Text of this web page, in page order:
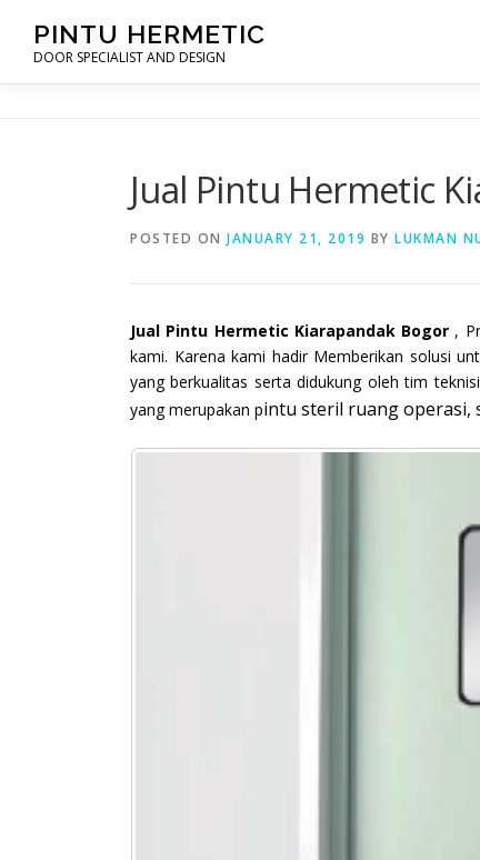
content
PINTU HERMETIC
DOOR SPECIALIST AND DESIGN
Jual Pintu Hermetic
POSTED ON JANUARY 21, 2019 BY LUKMAN
Jual Pintu Hermetic Kiarapandak Bogor ,
kami. Karena kami hadir Memberikan solusi
yang berkualitas serta didukung oleh tim
yang merupakan pintu steril ruang operasi,